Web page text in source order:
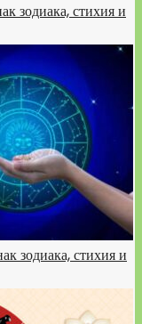
зодиака, стихия и
зодиака, стихия и